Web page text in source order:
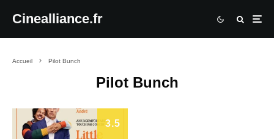
Cinealliance.fr
Accueil Pilot Bunch
Pilot Bunch
3.5